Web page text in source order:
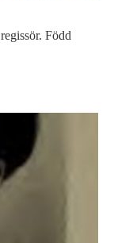
regissör. Född